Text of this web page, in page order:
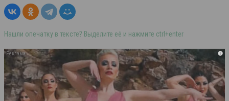
Нашли опечатку в тексте? Выделите её и нажмите ctrl+enter
i